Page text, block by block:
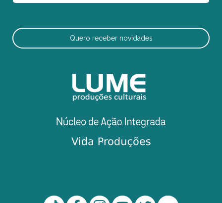
Quero receber novidades